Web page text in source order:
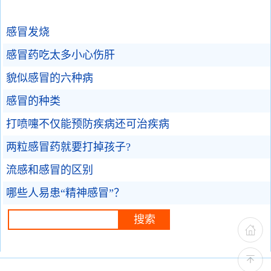
感冒发烧
感冒药吃太多小心伤肝
貌似感冒的六种病
感冒的种类
打喷嚏不仅能预防疾病还可治疾病
两粒感冒药就要打掉孩子?
流感和感冒的区别
哪些人易患“精神感冒”？